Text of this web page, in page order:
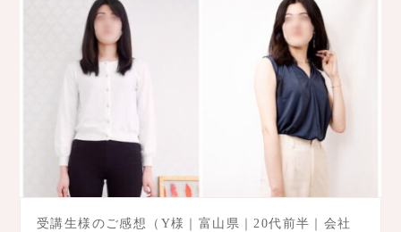
受講生様のご感想（Y様｜富山県｜20代前半｜会社